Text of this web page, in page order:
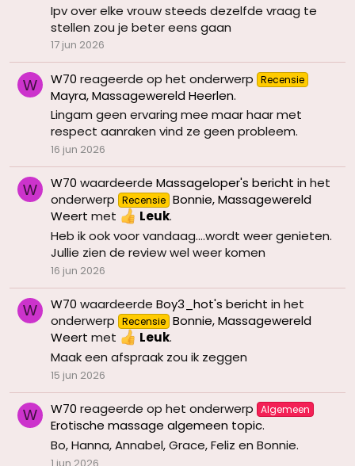
Ipv over elke vrouw steeds dezelfde vraag te
stellen zou je beter eens gaan
17 jun 2026
W W70 reageerde op het onderwerp Recensie
Mayra, Massagewereld Heerlen.
Lingam geen ervaring mee maar haar met
respect aanraken vind ze geen probleem.
16 jun 2026
W W70 waardeerde Massageloper's bericht in het
onderwerp Recensie Bonnie, Massagewereld
Weert met Leuk.
Heb ik ook voor vandaag....wordt weer genieten.
Jullie zien de review wel weer komen
16 jun 2026
W W70 waardeerde Boy3_hot's bericht in het
onderwerp Recensie Bonnie, Massagewereld
Weert met Leuk.
Maak een afspraak zou ik zeggen
15 jun 2026
W W70 reageerde op het onderwerp Algemeen
Erotische massage algemeen topic.
Bo, Hanna, Annabel, Grace, Feliz en Bonnie.
1 jun 2026